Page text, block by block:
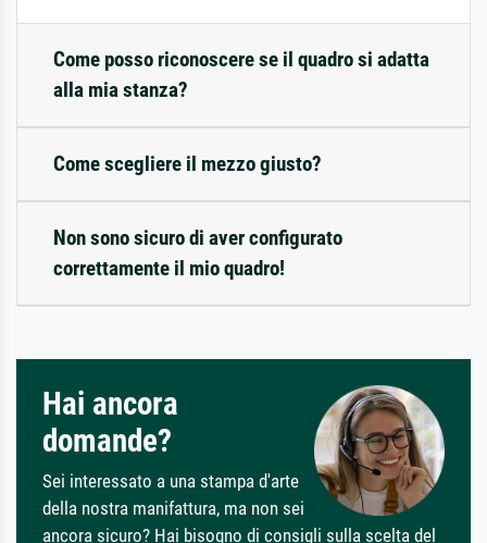
Come posso riconoscere se il quadro si adatta
alla mia stanza?
Come scegliere il mezzo giusto?
Non sono sicuro di aver configurato
correttamente il mio quadro!
Hai ancora
domande?
Sei interessato a una stampa d'arte
della nostra manifattura, ma non sei
ancora sicuro? Hai bisogno di consigli sulla scelta del